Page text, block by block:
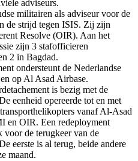
adviseurs.
militairen als adviseur voor de
de strijd tegen ISIS. Zij zijn
Resolve (OIR). Aan het
zijn 3 stafofficieren
2 in Bagdad.
ondersteunt de Nederlandse
op Al Asad Airbase.
is bezig met de
eenheid opereerde tot en met
vanaf Al-Asad
en OIR. Een redeployment
de terugkeer van de
eerste is al terug, beide andere
maand.